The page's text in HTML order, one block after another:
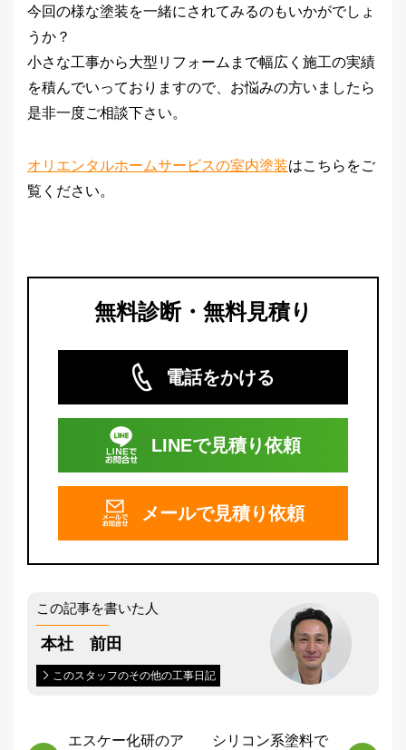
今回の様な塗装を一緒にされてみるのもいかがでしょ
うか？
小さな工事から大型リフォームまで幅広く施工の実績
を積んでいっておりますので、お悩みの方いましたら
是非一度ご相談下さい。
オリエンタルホームサービスの室内塗装はこちらをご
覧ください。
無料診断・無料見積り
電話をかける
LINEで見積り依頼
メールで見積り依頼
この記事を書いた人
本社 前田
このスタッフのその他の工事日記
エスケー化研のア
シリコン系塗料で